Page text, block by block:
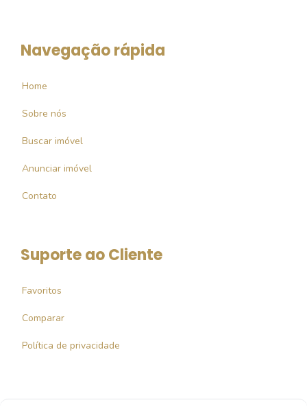
Navegação rápida
Home
Sobre nós
Buscar imóvel
Anunciar imóvel
Contato
Suporte ao Cliente
Favoritos
Comparar
Política de privacidade